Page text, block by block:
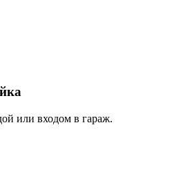
или входом в гараж.